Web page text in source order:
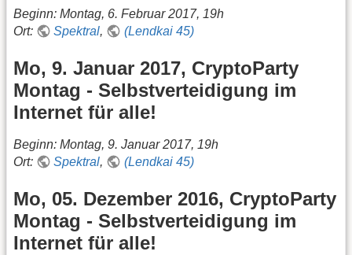
Beginn: Montag, 6. Februar 2017, 19h
Ort:
Spektral, (Lendkai 45)
Mo, 9. Januar 2017, CryptoParty
Montag - Selbstverteidigung im
Internet für alle!
Beginn: Montag, 9. Januar 2017, 19h
Ort:
Spektral, (Lendkai 45)
Mo, 05. Dezember 2016, CryptoParty
Montag - Selbstverteidigung im
Internet für alle!